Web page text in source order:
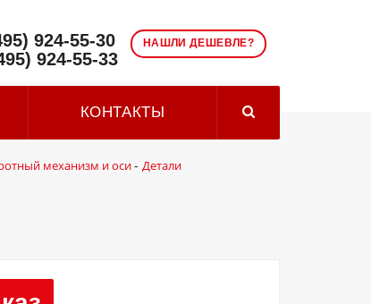
НАШЛИ ДЕШЕВЛЕ?
924-55-30
924-55-33
КОНТАКТЫ
механизм и оси- Детали